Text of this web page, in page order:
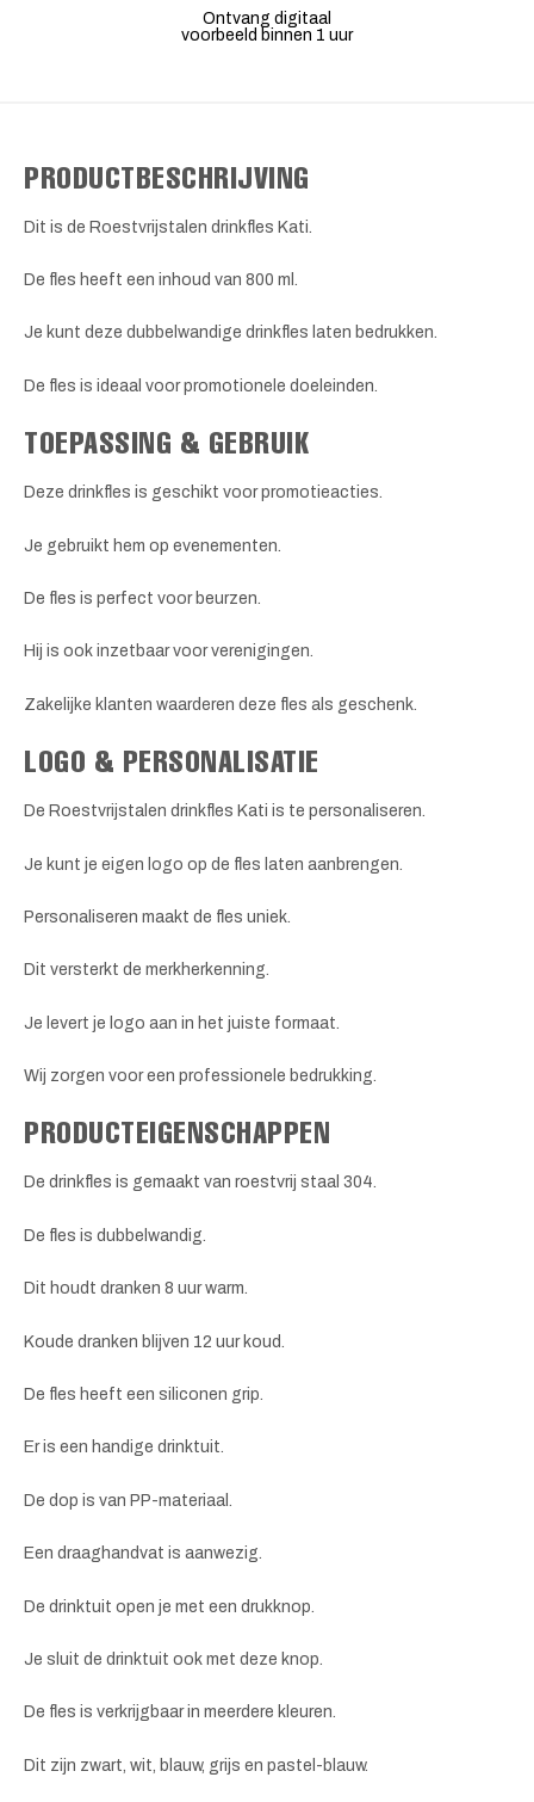
Ontvang digitaal
voorbeeld binnen 1 uur
PRODUCTBESCHRIJVING
Dit is de Roestvrijstalen drinkfles Kati.
De fles heeft een inhoud van 800 ml.
Je kunt deze dubbelwandige drinkfles laten bedrukken.
De fles is ideaal voor promotionele doeleinden.
TOEPASSING & GEBRUIK
Deze drinkfles is geschikt voor promotieacties.
Je gebruikt hem op evenementen.
De fles is perfect voor beurzen.
Hij is ook inzetbaar voor verenigingen.
Zakelijke klanten waarderen deze fles als geschenk.
LOGO & PERSONALISATIE
De Roestvrijstalen drinkfles Kati is te personaliseren.
Je kunt je eigen logo op de fles laten aanbrengen.
Personaliseren maakt de fles uniek.
Dit versterkt de merkherkenning.
Je levert je logo aan in het juiste formaat.
Wij zorgen voor een professionele bedrukking.
PRODUCTEIGENSCHAPPEN
De drinkfles is gemaakt van roestvrij staal 304.
De fles is dubbelwandig.
Dit houdt dranken 8 uur warm.
Koude dranken blijven 12 uur koud.
De fles heeft een siliconen grip.
Er is een handige drinktuit.
De dop is van PP-materiaal.
Een draaghandvat is aanwezig.
De drinktuit open je met een drukknop.
Je sluit de drinktuit ook met deze knop.
De fles is verkrijgbaar in meerdere kleuren.
Dit zijn zwart, wit, blauw, grijs en pastel-blauw.